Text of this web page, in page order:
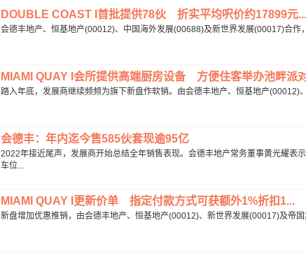
DOUBLE COAST I首批提供78伙 折实平均呎价约17899元...
会德丰地产、恒基地产(00012)、中国海外发展(00688)及新世界发展(00017)合作
MIAMI QUAY I会所提供高端厨房设备 方便住客举办池畔派
踏入年底，发展商继续频频为旗下新盘作软销。由会德丰地产、恒基地产(00012)
会德丰：年内迄今售585伙套现逾95亿
2022年接近尾声，发展商开始总结全年销售表现。会德丰地产常务董事黄光耀表
车位...
MIAMI QUAY I更新价单 指定付款方式可获额外1%折扣1...
新盘增加优惠推销，由会德丰地产、恒基地产(00012)、新世界发展(00017)及帝